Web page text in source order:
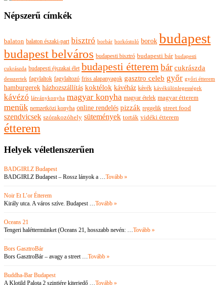
Népszerű címkék
balaton balaton északi-part bisztró borbár borkóstoló borok budapest
budapest belváros budapesti bisztró budapesti bár budapesti
cukrászda budapesti éjszakai élet budapesti étterembár cukrászda
desszertek fagylaltok fagylaltozó friss alapanyagok gasztro celeb győr győri étterem
hamburgerek házhozszállítás koktélok kávéház kávék kávékülönlegességek
kávézó látványkonyha magyar konyha magyar ételek magyar étterem
menük nemzetközi konyha online rendelés pizzák reggelik street food
szendvicsek szórakozóhely sütemények torták vidéki étterem
étterem
Helyek véletlenszerűen
BADGIRLZ Budapest
BADGIRLZ Budapest – Rossz lányok a … Tovább »
Noir Et L’or Étterem
Király utca. A város szíve. Budapest … Tovább »
Oceans 21
Tengeri haléttermünket (Oceans 21, hosszabb nevén: … Tovább »
Bors GasztroBár
Bors GasztroBár – avagy a street … Tovább »
Buddha-Bar Budapest
A Klotild Palota 2 szintjére kiterjedő … Tovább »